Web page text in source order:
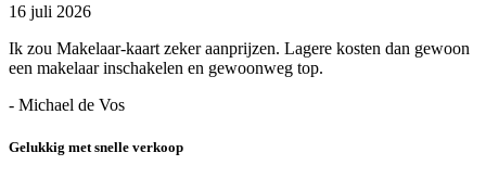
16 juli 2026
Ik zou Makelaar-kaart zeker aanprijzen. Lagere kosten dan gewoon
een makelaar inschakelen en gewoonweg top.
- Michael de Vos
Gelukkig met snelle verkoop